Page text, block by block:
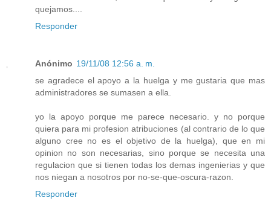
quejamos....
Responder
Anónimo 19/11/08 12:56 a. m.
se agradece el apoyo a la huelga y me gustaria que mas
administradores se sumasen a ella.
yo la apoyo porque me parece necesario. y no porque
quiera para mi profesion atribuciones (al contrario de lo que
alguno cree no es el objetivo de la huelga), que en mi
opinion no son necesarias, sino porque se necesita una
regulacion que si tienen todas los demas ingenierias y que
nos niegan a nosotros por no-se-que-oscura-razon.
Responder